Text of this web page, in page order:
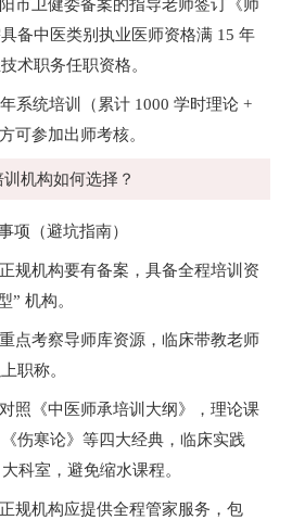
市卫健委备案的指导老师签订《师
备中医类别执业医师资格满 15 年
术职务任职资格。
系统培训（累计 1000 学时理论 +
可参加出师考核。
机构如何选择？
项（避坑指南）
规机构要有备案，具备全程培训资
” 机构。
点考察导师库资源，临床带教老师
职称。
照《中医师承培训大纲》，理论课
伤寒论》等四大经典，临床实践
科室，避免缩水课程。
规机构应提供全程管家服务，包